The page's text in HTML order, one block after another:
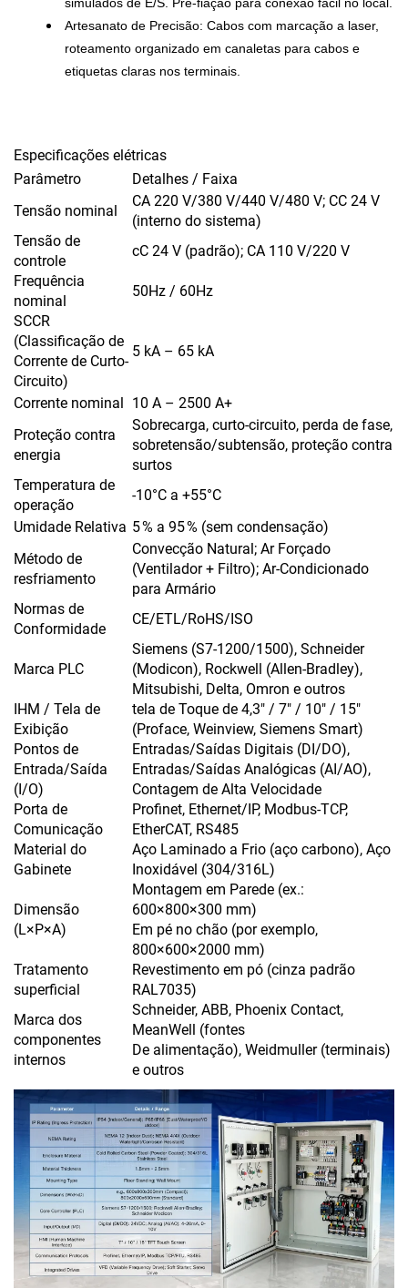
Artesanato de Precisão: Cabos com marcação a laser,
roteamento organizado em canaletas para cabos e
etiquetas claras nos terminais.
Especificações elétricas
Parâmetro
Detalhes / Faixa
Tensão nominal
CA 220 V/380 V/440 V/480 V; CC 24 V
(interno do sistema)
Tensão de
controle
cC 24 V (padrão); CA 110 V/220 V
Frequência
nominal
50Hz / 60Hz
SCCR
(Classificação de
Corrente de Curto-
Circuito)
5 kA – 65 kA
Corrente nominal 10 A – 2500 A+
Proteção contra
energia
Sobrecarga, curto-circuito, perda de fase,
sobretensão/subtensão, proteção contra
surtos
Temperatura de
operação
-10°C a +55°C
Umidade Relativa 5 % a 95 % (sem condensação)
Método de
resfriamento
Convecção Natural; Ar Forçado
(Ventilador + Filtro); Ar-Condicionado
para Armário
Normas de
Conformidade
CE/ETL/RoHS/ISO
Marca PLC
Siemens (S7-1200/1500), Schneider
(Modicon), Rockwell (Allen-Bradley),
Mitsubishi, Delta, Omron e outros
IHM / Tela de
Exibição
tela de Toque de 4,3" / 7" / 10" / 15"
(Proface, Weinview, Siemens Smart)
Pontos de
Entrada/Saída
(I/O)
Entradas/Saídas Digitais (DI/DO),
Entradas/Saídas Analógicas (AI/AO),
Contagem de Alta Velocidade
Porta de
Comunicação
Profinet, Ethernet/IP, Modbus-TCP,
EtherCAT, RS485
Material do
Gabinete
Aço Laminado a Frio (aço carbono), Aço
Inoxidável (304/316L)
Dimensão
(L×P×A)
Montagem em Parede (ex.:
600×800×300 mm)
Em pé no chão (por exemplo,
800×600×2000 mm)
Tratamento
superficial
Revestimento em pó (cinza padrão
RAL7035)
Marca dos
componentes
internos
Schneider, ABB, Phoenix Contact,
MeanWell (fontes
De alimentação), Weidmuller (terminais)
e outros